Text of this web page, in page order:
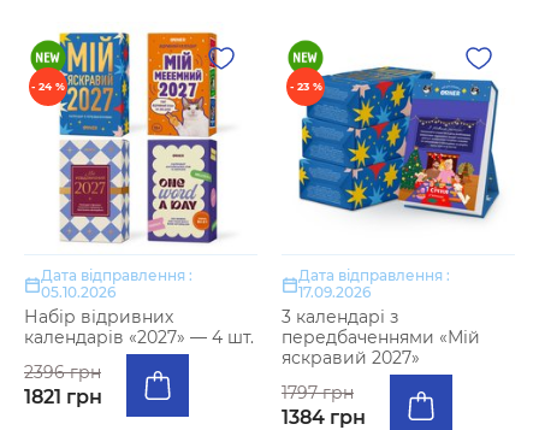
- 24 %
Дата відправлення :
05.10.2026
Набір відривних
календарів «2027» — 4 шт.
2396 грн
1821 грн
- 23 %
Дата відправлення :
17.09.2026
3 календарі з
передбаченнями «Мій
яскравий 2027»
1797 грн
1384 грн